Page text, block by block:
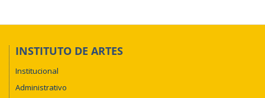
INSTITUTO DE ARTES
Institucional
Administrativo